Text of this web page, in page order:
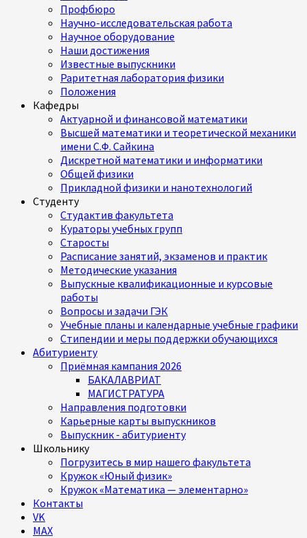
Профбюро
Научно-исследовательская работа
Научное оборудование
Наши достижения
Известные выпускники
Раритетная лаборатория физики
Положения
Кафедры
Актуарной и финансовой математики
Высшей математики и теоретической механики
имени С.Ф. Сайкина
Дискретной математики и информатики
Общей физики
Прикладной физики и нанотехнологий
Студенту
Студактив факультета
Кураторы учебных групп
Старосты
Расписание занятий, экзаменов и практик
Методические указания
Выпускные квалификационные и курсовые
работы
Вопросы и задачи ГЭК
Учебные планы и календарные учебные графики
Стипендии и меры поддержки обучающихся
Абитуриенту
Приёмная кампания 2026
БАКАЛАВРИАТ
МАГИСТРАТУРА
Направления подготовки
Карьерные карты выпускников
Выпускник - абитуриенту
Школьнику
Погрузитесь в мир нашего факультета
Кружок «Юный физик»
Кружок «Математика — элементарно»
Контакты
VK
MAX